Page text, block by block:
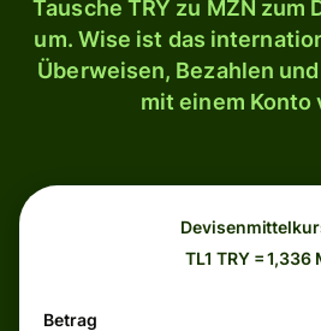
Tausche TRY zu MZN
um. Wise ist das
Überweisen, Bezahlen
mit einem Konto
TL1 TRY = 1,336
Betrag